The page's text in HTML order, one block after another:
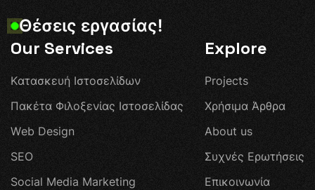
Θέσεις εργασίας!
Our Services
Κατασκευή Ιστοσελίδων
Πακέτα Φιλοξενίας Ιστοσελίδας
Web Design
SEO
Social Media Marketing
Explore
Projects
Χρήσιμα Άρθρα
About us
Συχνές Ερωτήσεις
Επικοινωνία